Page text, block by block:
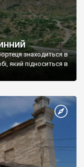
знаходиться в
який підноситься в